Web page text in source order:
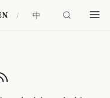
中